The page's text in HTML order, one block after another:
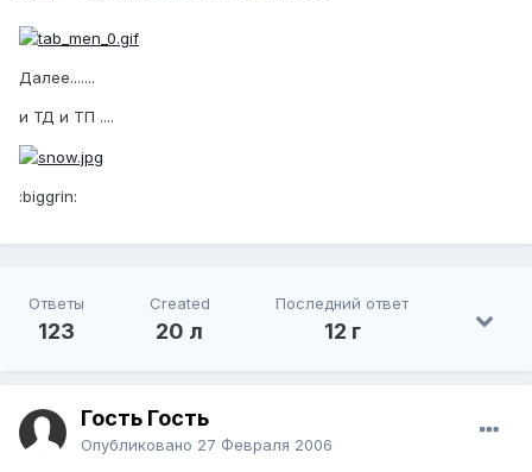
Далее.......
и ТД и ТП ....
:biggrin:
Ответы
123
Created
20 л
Последний ответ
12 г
Гость Гость
Опубликовано 27 Февраля 2006